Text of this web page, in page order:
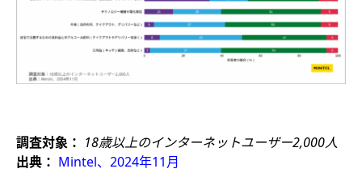
調査対象： 18歳以上のインターネットユーザー2,000人
出典： Mintel、2024年11月